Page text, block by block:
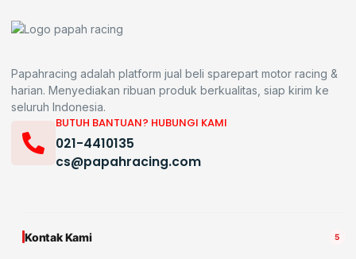
Papahracing adalah platform jual beli sparepart motor racing &
harian. Menyediakan ribuan produk berkualitas, siap kirim ke
seluruh Indonesia.
BUTUH BANTUAN? HUBUNGI KAMI
021-4410135
cs@papahracing.com
Kontak Kami 5